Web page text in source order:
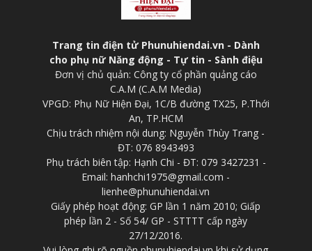
Trang tin điện tử Phunuhiendai.vn - Dành
cho phụ nữ Năng động - Tự tin - Sành điệu
Đơn vị chủ quản: Công ty cổ phần quảng cáo
C.A.M (C.A.M Media)
VPGD: Phụ Nữ Hiện Đại, 1C/B đường TX25, P.Thới
An, TP.HCM
Chịu trách nhiệm nội dung: Nguyễn Thùy Trang -
ĐT: 076 8943493
Phụ trách biên tập: Hạnh Chi - ĐT: 079 3427231 -
Email: hanhchi1975@gmail.com -
lienhe@phunuhiendai.vn
Giấy phép hoạt động: GP lần 1 năm 2010; Giấp
phép lần 2 - Số 54/ GP - STTTT cấp ngày
27/12/2016.